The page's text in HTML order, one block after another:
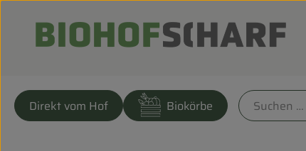
Direkt vom Hof Biokörbe